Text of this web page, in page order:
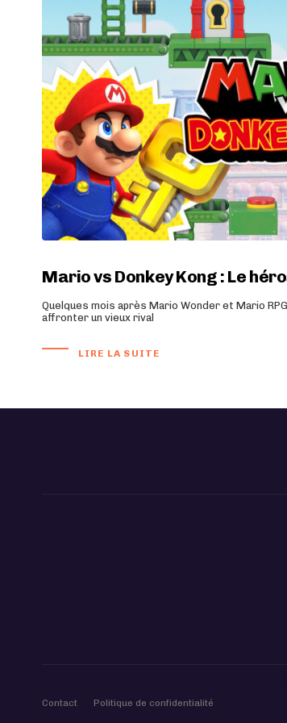
Mario vs Donkey Kong : Le
Quelques mois après Mario Wonder et Mario
affronter un vieux rival
LIRE LA SUITE
Contact Politique de confidentialité